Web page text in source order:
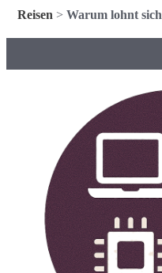
Reisen > Warum lohnt